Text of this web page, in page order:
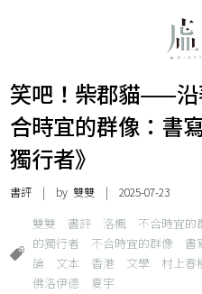
笑吧！柴郡貓——
合時宜的群像：書
獨行者》
書評 | by 雙雙 | 2025-07-23
雙雙 書評 洛楓
不合時宜的
的獨行者
不合時宜的群像 書
論
文本 香港 文學 村上春
佛洛伊德
夏宇